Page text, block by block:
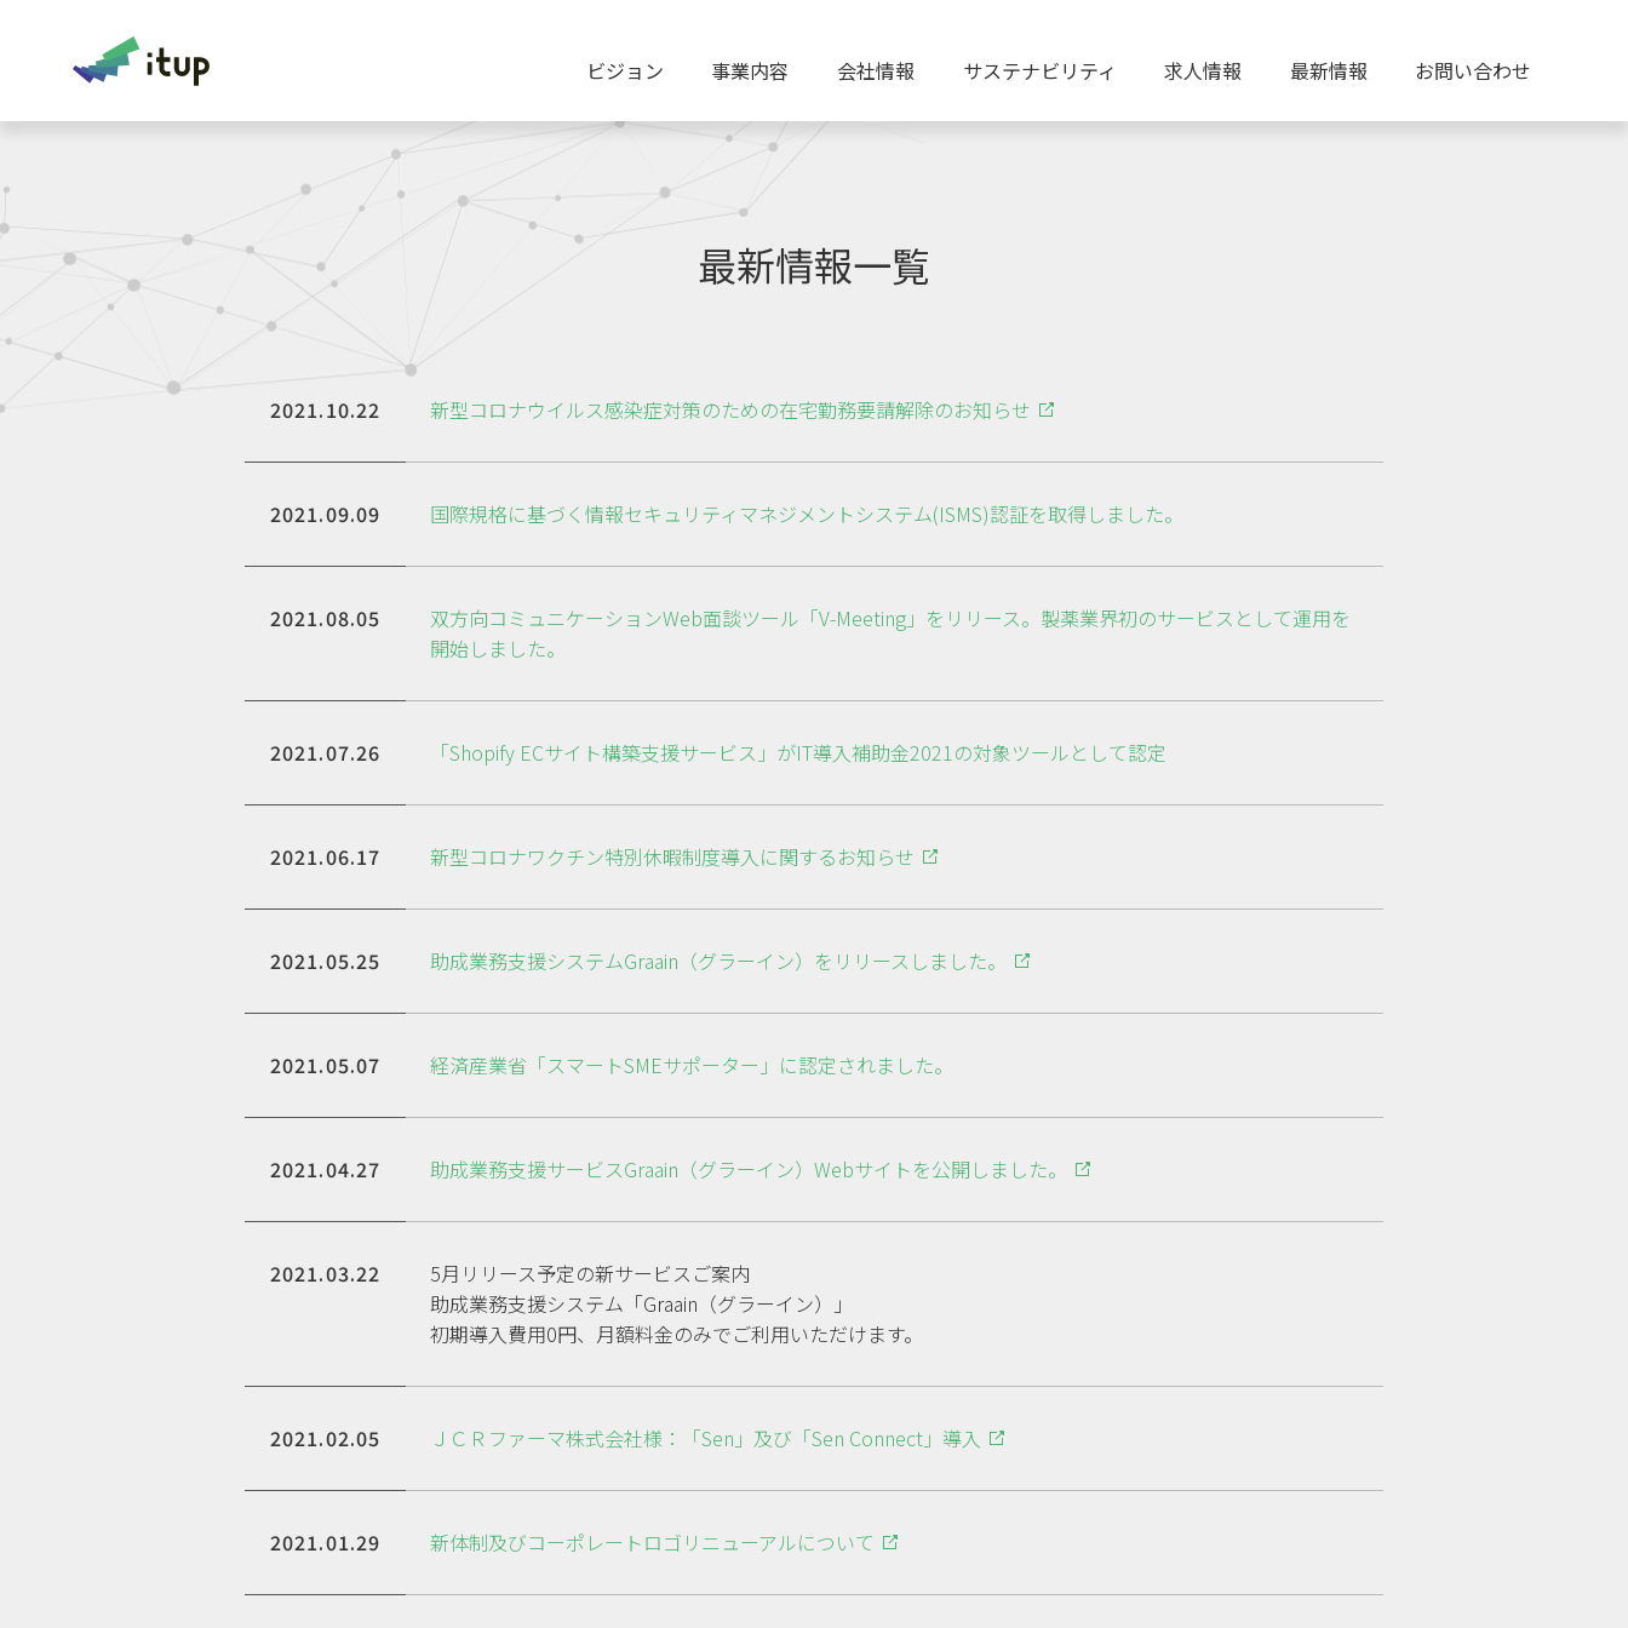
ビジョン 事業内容 会社情報 サステナビリティ 求人情報 最新情報 お問い合わせ
最新情報一覧
2021.10.22 新型コロナウイルス感染症対策のための在宅勤務要請解除のお知らせ
2021.09.09 国際規格に基づく情報セキュリティマネジメントシステム(ISMS)認証を取得しました。
2021.08.05
双方向コミュニケーションWeb面談ツール「V-Meeting」をリリース。製薬業界初のサービスとして運用を
開始しました。
2021.07.26 「Shopify ECサイト構築支援サービス」がIT導入補助金2021の対象ツールとして認定
2021.06.17 新型コロナワクチン特別休暇制度導入に関するお知らせ
2021.05.25 助成業務支援システムGraain（グラーイン）をリリースしました。
2021.05.07 経済産業省「スマートSMEサポーター」に認定されました。
2021.04.27 助成業務支援サービスGraain（グラーイン）Webサイトを公開しました。
2021.03.22
5月リリース予定の新サービスご案内
助成業務支援システム「Graain（グラーイン）」
初期導入費用0円、月額料金のみでご利用いただけます。
2021.02.05 ＪＣＲファーマ株式会社様：「Sen」及び「Sen Connect」導入
2021.01.29 新体制及びコーポレートロゴリニューアルについて